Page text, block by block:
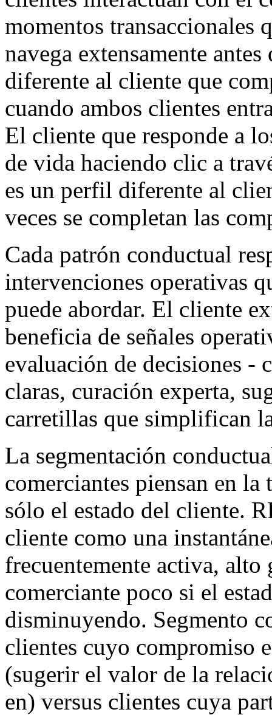
momentos
navega extensamente
diferente al cliente que
cuando ambos clientes
El cliente que responde a
de vida haciendo clic a
es un perfil diferente al
veces se completan las
Cada patrón conductual
intervenciones operativas
puede abordar. El cliente
beneficia de señales
evaluación de decisiones -
claras, curación experta,
carretillas que simplifican
La segmentación
comerciantes piensan en
sólo el estado del cliente.
cliente como una
frecuentemente activa,
comerciante poco si el
disminuyendo. Segmento
clientes cuyo compromiso
(sugerir el valor de la
en) versus clientes cuya